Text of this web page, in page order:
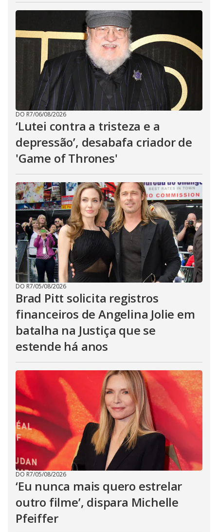
DO R7/06/08/2026
‘Lutei contra a tristeza e a
depressão’, desabafa criador de
'Game of Thrones'
DO R7/05/08/2026
Brad Pitt solicita registros
financeiros de Angelina Jolie em
batalha na Justiça que se
estende há anos
DO R7/05/08/2026
‘Eu nunca mais quero estrelar
outro filme’, dispara Michelle
Pfeiffer